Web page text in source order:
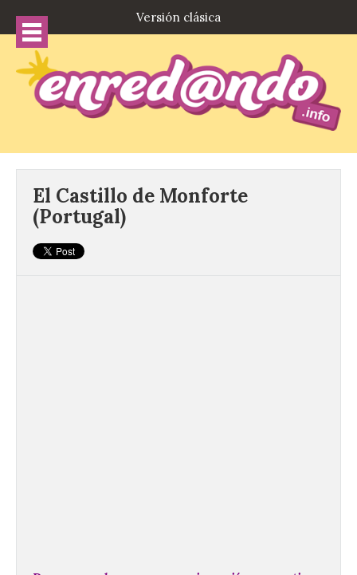
Versión clásica
El Castillo de Monforte
(Portugal)